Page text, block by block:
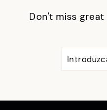
Don't miss